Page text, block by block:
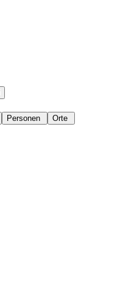
Personen Orte